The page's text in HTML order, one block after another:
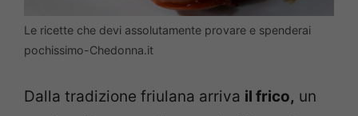
Le ricette che devi assolutamente provare e spenderai
pochissimo-Chedonna.it
Dalla tradizione friulana arriva il frico, un